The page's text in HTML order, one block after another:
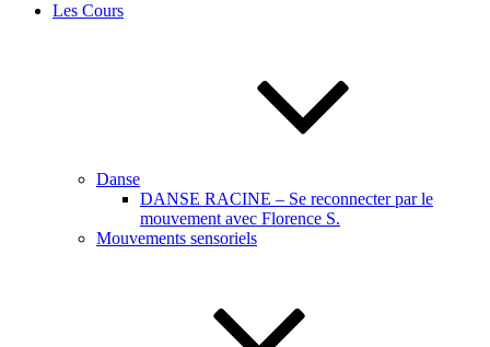
Les Cours
Danse
DANSE RACINE – Se reconnecter par le
mouvement avec Florence S.
Mouvements sensoriels